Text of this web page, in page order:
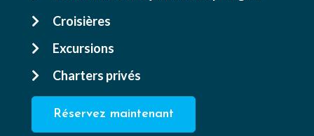
 Croisières
 Excursions
 Charters privés
Réservez maintenant